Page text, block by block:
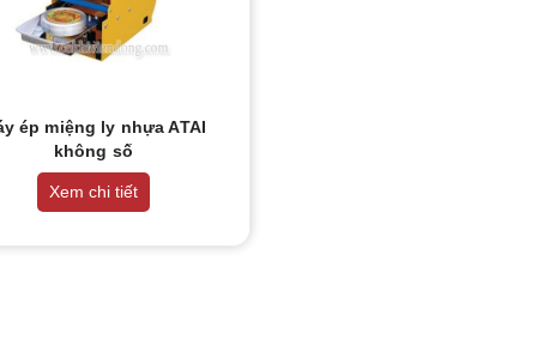
ép miệng ly nhựa ATAI
không số
Xem chi tiết